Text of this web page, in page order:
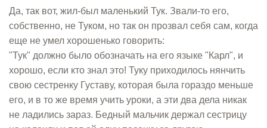
Да, так вот, жил-был маленький Тук. Звали-то его,
собственно, не Туком, но так он прозвал себя сам, когда
еще не умел хорошенько говорить:
"Тук" должно было обозначать на его языке "Карл", и
хорошо, если кто знал это! Туку приходилось нянчить
свою сестренку Густаву, которая была гораздо меньше
его, и в то же время учить уроки, а эти два дела никак
не ладились зараз. Бедный мальчик держал сестрицу